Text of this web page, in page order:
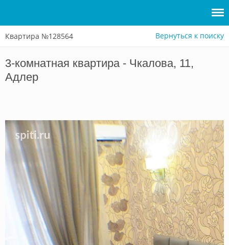
Войти
Сдать
Квартира №128564 Вернуться к поиску
3-комнатная квартира - Чкалова, 11,
Адлер